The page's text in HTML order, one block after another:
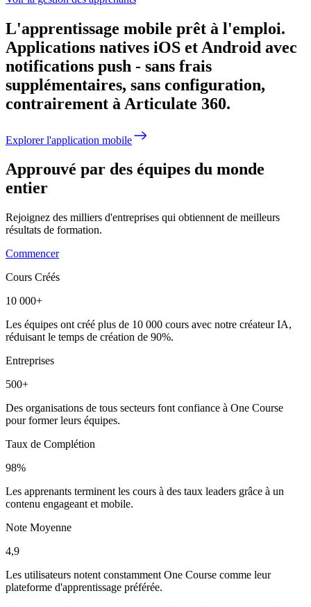
L'apprentissage mobile prêt à l'emploi.
Applications natives iOS et Android avec
notifications push - sans frais
supplémentaires, sans configuration,
contrairement à Articulate 360.
Explorer l'application mobile
Approuvé par des équipes du monde
entier
Rejoignez des milliers d'entreprises qui obtiennent de meilleurs
résultats de formation.
Commencer
Cours Créés
10 000+
Les équipes ont créé plus de 10 000 cours avec notre créateur IA,
réduisant le temps de création de 90%.
Entreprises
500+
Des organisations de tous secteurs font confiance à One Course
pour former leurs équipes.
Taux de Complétion
98%
Les apprenants terminent les cours à des taux leaders grâce à un
contenu engageant et mobile.
Note Moyenne
4,9
Les utilisateurs notent constamment One Course comme leur
plateforme d'apprentissage préférée.